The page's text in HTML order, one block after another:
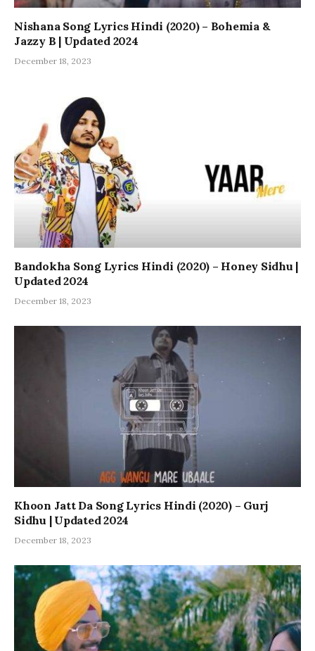
Nishana Song Lyrics Hindi (2020) – Bohemia &
Jazzy B | Updated 2024
December 18, 2023
Bandokha Song Lyrics Hindi (2020) – Honey Sidhu |
Updated 2024
December 18, 2023
Khoon Jatt Da Song Lyrics Hindi (2020) – Gurj
Sidhu | Updated 2024
December 18, 2023